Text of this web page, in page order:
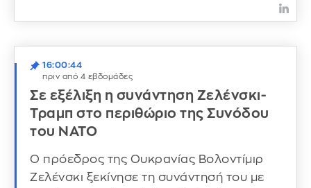
16:00:44
πριν από 4 εβδομάδες
Σε εξέλιξη η συνάντηση Ζελένσκι-
Τραμπ στο περιθώριο της Συνόδου
του ΝΑΤΟ
Ο πρόεδρος της Ουκρανίας Βολοντίμιρ
Ζελένσκι ξεκίνησε τη συνάντησή του με